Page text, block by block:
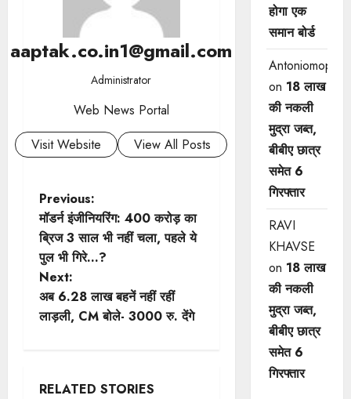
aaptak.co.in1@gmail.com
Administrator
Web News Portal
Visit Website
View All Posts
P
o
s
t
Previous:
मॉडर्न इंजीनियरिंग: 400 करोड़ का
ब्रिज 3 साल भी नहीं चला, पहले ये
पुल भी गिरे…?
Next:
अब 6.28 लाख बहनें नहीं रहीं
लाड़ली, CM बोले- 3000 रु. देंगे
RELATED STORIES
होगा एक
समान बोर्ड
Antoniomop
on 18 लाख
की नकली
मुद्रा जब्त,
बीबीए छात्र
समेत 6
गिरफ्तार
RAVI
KHAVSE
on 18 लाख
की नकली
मुद्रा जब्त,
बीबीए छात्र
समेत 6
गिरफ्तार